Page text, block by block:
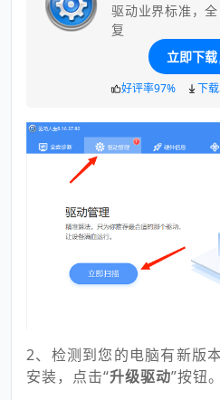
驱动业界标准，
复
立即下载
好评率97% 下
2、检测到您的电脑有新版
安装，点击“升级驱动”按钮。